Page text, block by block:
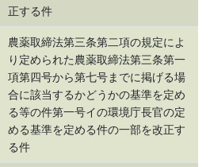
正する件
農薬取締法第三条第二項の規定によ
り定められた農薬取締法第三条第一
項第四号から第七号までに掲げる場
合に該当するかどうかの基準を定め
る等の件第一号イの環境庁長官の定
める基準を定める件の一部を改正す
る件